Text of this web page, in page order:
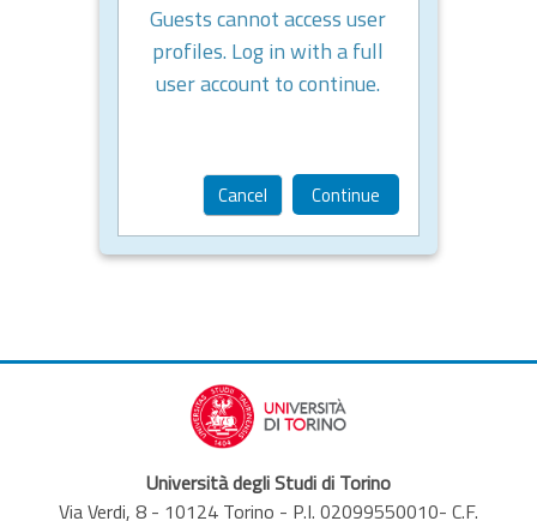
Guests cannot access user
profiles. Log in with a full
user account to continue.
Cancel Continue
Università degli Studi di Torino
Via Verdi, 8 - 10124 Torino - P.I. 02099550010- C.F.